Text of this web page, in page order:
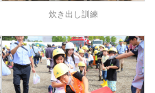
炊き出し訓練